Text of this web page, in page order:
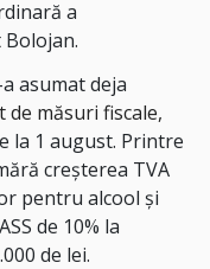
a
asumat deja
de măsuri fiscale,
la 1 august. Printre
creșterea TVA
pentru alcool și
de 10% la
de lei.